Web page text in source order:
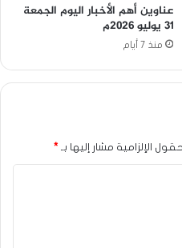
عناوين أهم الأخبار اليوم الجمعة
٣١ يوليو ٢٠٢٦م
منذ 7 أيام
الإلزامية مشار إليها بـ *